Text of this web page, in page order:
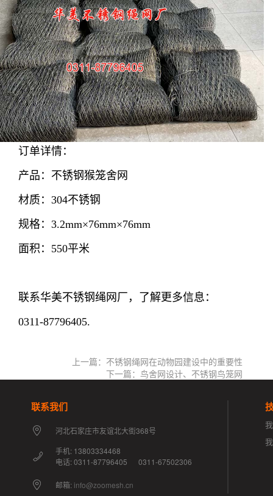
订单详情：
产品：不锈钢猴笼舍网
材质：304不锈钢
规格：3.2mm×76mm×76mm
面积：550平米
联系华美不锈钢绳网厂，了解更多信息：
0311-87796405.
上一篇：不锈钢绳网在动物园建设中的重要性
下一篇：鸟舍网设计、不锈钢鸟笼网
联系我们
河北石家庄市友谊北大街368号
手机: 13803334468
电话: 0311-87796405 0311-67502306
邮箱: info@zoomesh.cn